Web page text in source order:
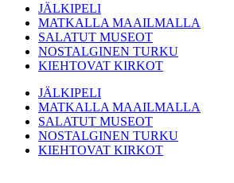
JÄLKIPELI
MATKALLA MAAILMALLA
SALATUT MUSEOT
NOSTALGINEN TURKU
KIEHTOVAT KIRKOT
JÄLKIPELI
MATKALLA MAAILMALLA
SALATUT MUSEOT
NOSTALGINEN TURKU
KIEHTOVAT KIRKOT